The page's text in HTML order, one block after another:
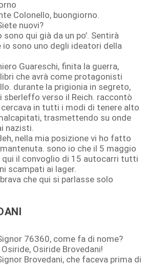
Colonello, buongiorno.
nuovi?
sono qui già da un po’. Sentirà
io sono uno degli ideatori della
Guareschi, finita la guerra,
che avrà come protagonisti
durante la prigionia in segreto,
sberleffo verso il Reich. raccontò
in tutti i modi di tenere alto
trasmettendo su onde
nazisti.
nella mia posizione vi ho fatto
sono io che il 5 maggio
il convoglio di 15 autocarri tutti
scampati ai lager.
che qui si parlasse solo
76360, come fa di nome?
Osiride Brovedani!
Brovedani, che faceva prima di